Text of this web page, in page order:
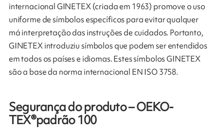
internacional GINETEX (criada em 1963) promove o uso
uniforme de símbolos específicos para evitar qualquer
má interpretação das instruções de cuidados. Portanto,
GINETEX introduziu símbolos que podem ser entendidos
em todos os países e idiomas. Estes símbolos GINETEX
são a base da norma internacional EN ISO 3758.
Segurança do produto – OEKO-
TEX®padrão 100